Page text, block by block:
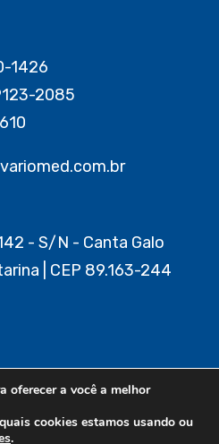
1426
2085
- S/N - Canta Galo
| CEP 89.163-244
oferecer a você a melhor
cookies estamos usando ou
.